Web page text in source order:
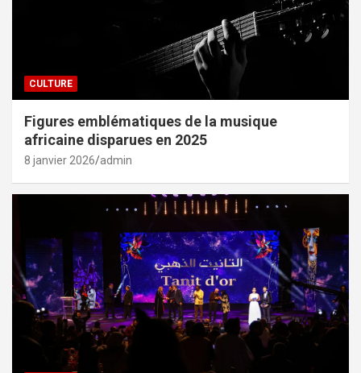
CULTURE
Figures emblématiques de la musique
africaine disparues en 2025
8 janvier 2026 admin